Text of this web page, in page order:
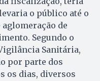
o público até o
de
Segundo o
Sanitária,
por parte dos
os dias, diversos